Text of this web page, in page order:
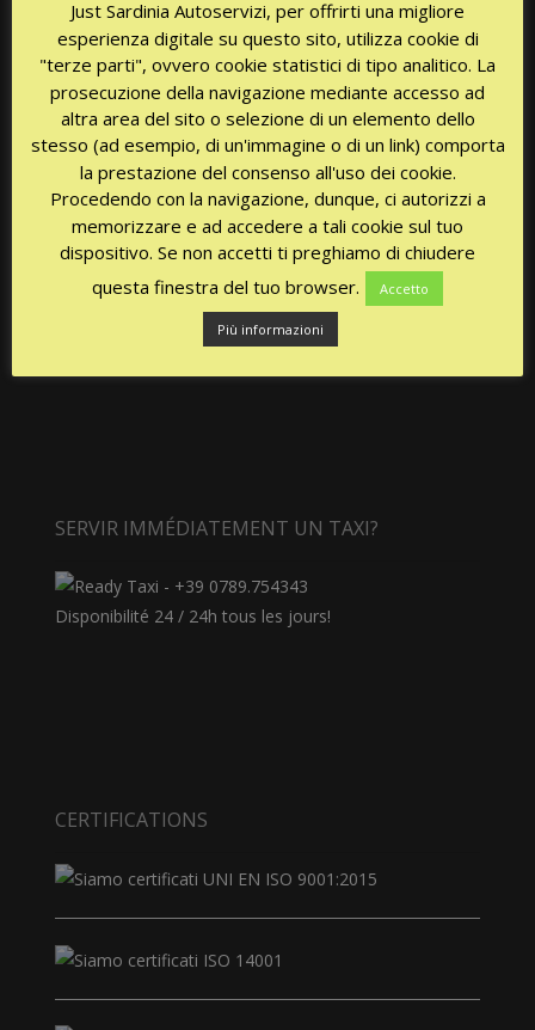
CHIAMATA GRATUITA
SERVIR IMMÉDIATEMENT UN TAXI?
Disponibilité 24 / 24h tous les jours!
CERTIFICATIONS
Just Sardinia Autoservizi, per offrirti una migliore
esperienza digitale su questo sito, utilizza cookie di
"terze parti", ovvero cookie statistici di tipo analitico. La
prosecuzione della navigazione mediante accesso ad
altra area del sito o selezione di un elemento dello
stesso (ad esempio, di un'immagine o di un link) comporta
la prestazione del consenso all'uso dei cookie.
Procedendo con la navigazione, dunque, ci autorizzi a
memorizzare e ad accedere a tali cookie sul tuo
dispositivo. Se non accetti ti preghiamo di chiudere
questa finestra del tuo browser.
Accetto
Più informazioni